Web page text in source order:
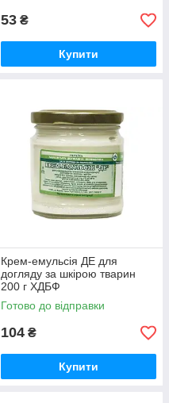
53 ₴
Купити
Крем-емульсія ДЕ для
догляду за шкірою тварин
200 г ХДБФ
Готово до відправки
104 ₴
Купити